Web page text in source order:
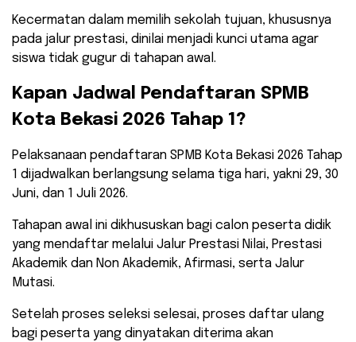
Kecermatan dalam memilih sekolah tujuan, khususnya
pada jalur prestasi, dinilai menjadi kunci utama agar
siswa tidak gugur di tahapan awal.
​Kapan Jadwal Pendaftaran SPMB
Kota Bekasi 2026 Tahap 1?
​Pelaksanaan pendaftaran SPMB Kota Bekasi 2026 Tahap
1 dijadwalkan berlangsung selama tiga hari, yakni 29, 30
Juni, dan 1 Juli 2026.
Tahapan awal ini dikhususkan bagi calon peserta didik
yang mendaftar melalui Jalur Prestasi Nilai, Prestasi
Akademik dan Non Akademik, Afirmasi, serta Jalur
Mutasi.
​Setelah proses seleksi selesai, proses daftar ulang
bagi peserta yang dinyatakan diterima akan